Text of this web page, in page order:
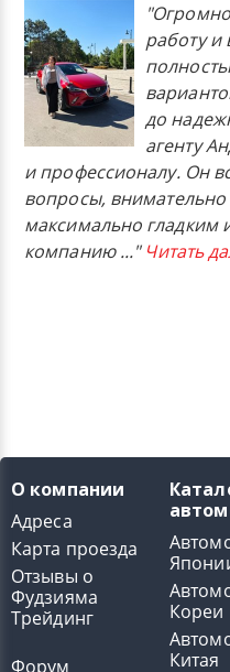
работу и
до
агенту
и профессионалу. Он
вопросы, внимательно
максимально гладким
компанию..." Читать
О компании
Адреса
Карта проезда
Отзывы о
Фудзияма
Трейдинг
Форум
Кореи
Китая